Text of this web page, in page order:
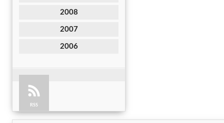
2008
2007
2006
RSS